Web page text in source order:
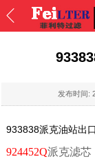
发布时间:
933838派克油站出
924452Q派克滤芯